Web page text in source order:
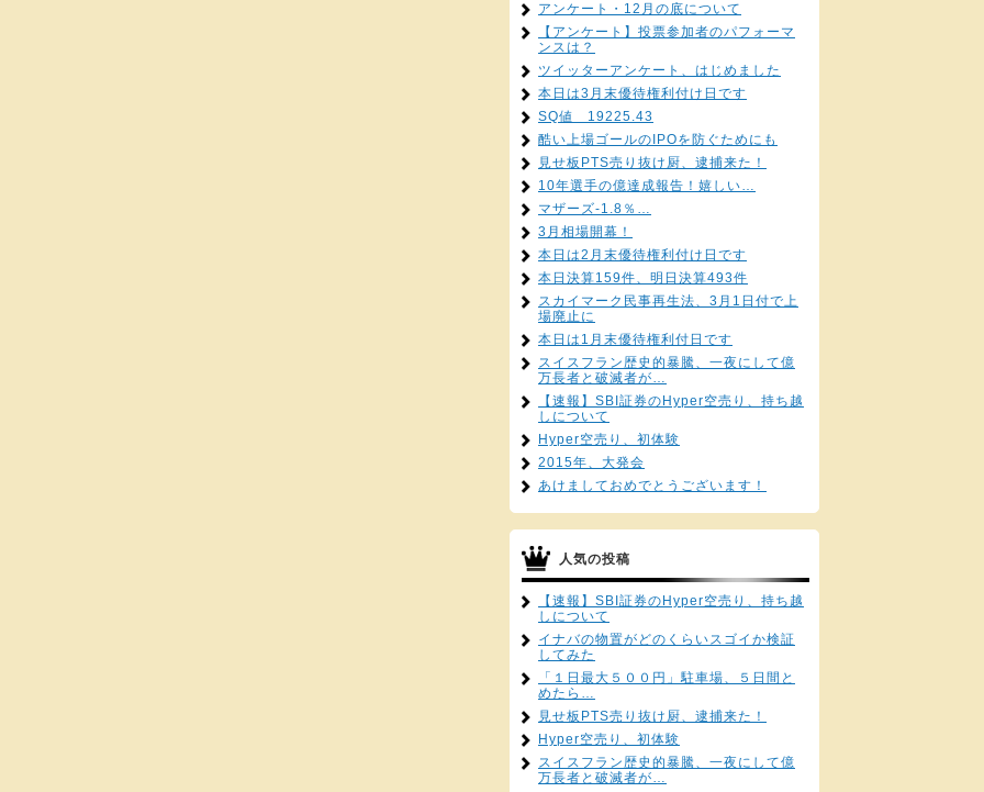
アンケート・12月の底について
【アンケート】投票参加者のパフォーマ
ンスは？
ツイッターアンケート、はじめました
本日は3月末優待権利付け日です
SQ値 19225.43
酷い上場ゴールのIPOを防ぐためにも
見せ板PTS売り抜け厨、逮捕来た！
10年選手の億達成報告！嬉しい…
マザーズ-1.8％…
3月相場開幕！
本日は2月末優待権利付け日です
本日決算159件、明日決算493件
スカイマーク民事再生法、3月1日付で上
場廃止に
本日は1月末優待権利付日です
スイスフラン歴史的暴騰、一夜にして億
万長者と破滅者が…
【速報】SBI証券のHyper空売り、持ち越
しについて
Hyper空売り、初体験
2015年、大発会
あけましておめでとうございます！
人気の投稿
【速報】SBI証券のHyper空売り、持ち越
しについて
イナバの物置がどのくらいスゴイか検証
してみた
「１日最大５００円」駐車場、５日間と
めたら…
見せ板PTS売り抜け厨、逮捕来た！
Hyper空売り、初体験
スイスフラン歴史的暴騰、一夜にして億
万長者と破滅者が…